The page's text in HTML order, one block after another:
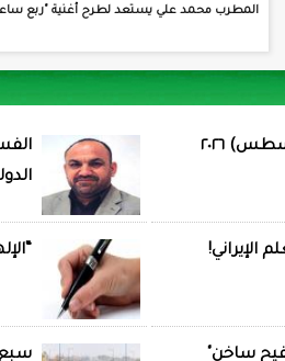
المطرب محمد علي يستعد لطرح أغنية "ربع
الإيراني!
ساخن"
سبع